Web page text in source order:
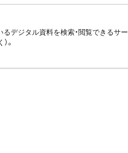
デジタル資料を検索・閲覧できるサー
。